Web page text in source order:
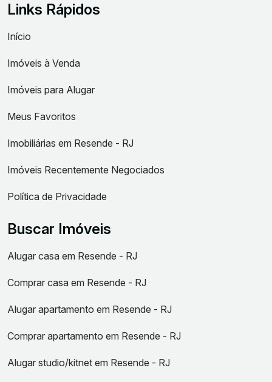
Links Rápidos
Início
Imóveis à Venda
Imóveis para Alugar
Meus Favoritos
Imobiliárias em Resende - RJ
Imóveis Recentemente Negociados
Política de Privacidade
Buscar Imóveis
Alugar casa em Resende - RJ
Comprar casa em Resende - RJ
Alugar apartamento em Resende - RJ
Comprar apartamento em Resende - RJ
Alugar studio/kitnet em Resende - RJ